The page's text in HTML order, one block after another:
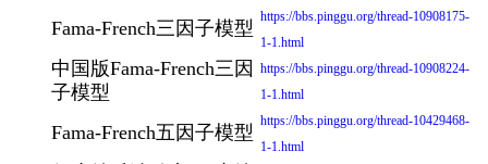
Fama-French三因子模型
https://bbs.pinggu.org/thread-10908175-
1-1.html
中国版Fama-French三因
子模型
https://bbs.pinggu.org/thread-10908224-
1-1.html
Fama-French五因子模型
https://bbs.pinggu.org/thread-10429468-
1-1.html